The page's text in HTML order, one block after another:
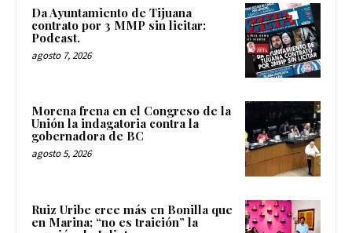
Da Ayuntamiento de Tijuana
contrato por 3 MMP sin licitar:
Podcast.
agosto 7, 2026
Morena frena en el Congreso de la
Unión la indagatoria contra la
gobernadora de BC
agosto 5, 2026
Ruiz Uribe cree más en Bonilla que
en Marina; “no es traición” la